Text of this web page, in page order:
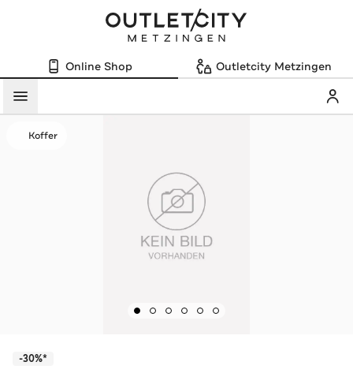
Online Shop Outletcity Metzingen
Menü
Koffer
-30%*